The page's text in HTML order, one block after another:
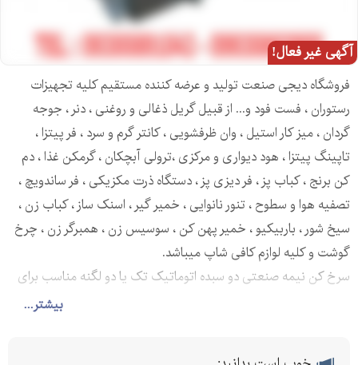
آگهی غیر فعال!
بیشتر...
فروشگاه دیجی صنعت تولید و عرضه کننده مستقیم کلیه تجهیزات
رستوران ، فست فود و... از قبیل گریل ذغالی و روغنی ، دنر ، جوجه
گردان ، میز کار استیل ، وان ظرفشویی ، کانتر گرم و سرد ، فر پیتزا ،
تاپینگ پیتزا ، هود دیواری و مرکزی ،ترولی آبچکان ، گرمکن غذا ، دم
کن برنج ، کباب پز ، فر دیزی پز ، دستگاه ذرت مکزیکی ، فر ساندویچ ،
تصفیه هوا و سطوح ، تنور نانوایی ، خمیر گیر ، اسنک ساز ، کباب زن ،
سیخ شور ، باربیکیو ، خمیر پهن کن ، سوسیس زن ، همبرگر زن ، چرخ
گوشت و کلیه لوازم کافی شاپ میباشد.
سرخ کن نیمه صنعتی دو سبده اتوماتیک تک یا دو لگنه مناسب برای
پخت سیب زمینی ، هات داگ ، فیله مرغ ، و قارچ به صورت سوخاری